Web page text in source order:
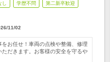
し 学歴不問 第二新卒歓迎
11/02
お任せ！車両の点検や整備、修理
だきます。お客様の安全を守るや